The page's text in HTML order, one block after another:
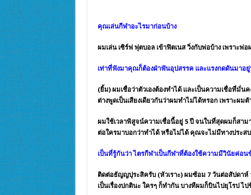
คุณเล่นกีฬาอะไรมาก่อนบ้าง
ผมเล่น เซิร์ฟ ฟุตบอล เข้าฟิตเนส วิ่งกับพ่อบ้าง เพราะพ่
เท่าที่ฟังมาคุณก็ต้องฝ่าฟันอุปสรรค และแรงกดดันมาอ
(ยิ้ม) ผมเชื่อว่าตัวเองต้องทำได้ และเป็นความเชื่อที่มั่
ต่างพูดเป็นเสียงเดียวกันว่าผมทำไม่ได้หรอก เพราะผ
ผมใช้เวลาพิสูจน์ความเชื่อนี้อยู่ 5 ปี จนในที่สุดผมก็สา
ต่อใครมาบอกว่าทำได้ หรือไม่ได้ คุณจะไม่มีทางประส
เป็นที่รู้กันว่า ไตรกีฬาเป็นกีฬาที่ต้องใช้ความมีวินัยค่อ
ติดต่อธัญญปุระสิครับ (หัวเราะ) ผมซ้อม 7 วันต่อสัปดาห์
เป็นเรื่องปกตินะ ใครๆ ก็ทำกัน บางทีผมก็บินไปยุโรป ไป